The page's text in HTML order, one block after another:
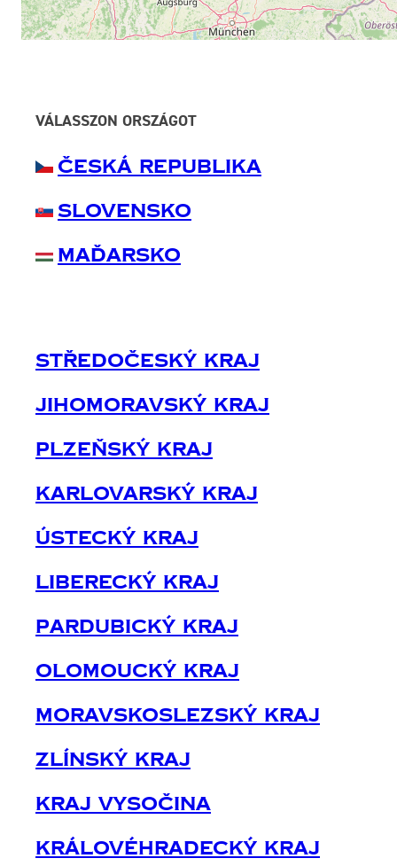
VÁLASSZON ORSZÁGOT
Česká Republika
Slovensko
Maďarsko
Středočeský Kraj
Jihomoravský Kraj
Plzeňský Kraj
Karlovarský Kraj
Ústecký Kraj
Liberecký Kraj
Pardubický Kraj
Olomoucký Kraj
Moravskoslezský Kraj
Zlínský Kraj
Kraj Vysočina
Královéhradecký Kraj